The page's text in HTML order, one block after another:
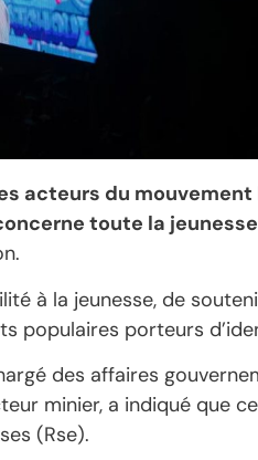
acteurs du
toute la
à la jeunesse, de
populaires porteurs
des affaires
minier, a indiqué que
(Rse).